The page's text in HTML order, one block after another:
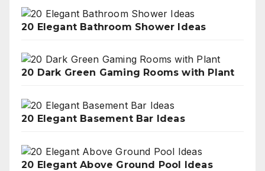
20 Elegant Bathroom Shower Ideas
20 Dark Green Gaming Rooms with Plant
20 Elegant Basement Bar Ideas
20 Elegant Above Ground Pool Ideas